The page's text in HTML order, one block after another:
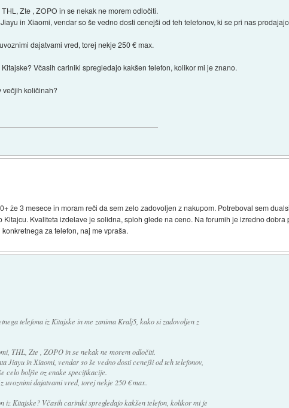
Zte , ZOPO in se nekak ne morem odločiti.
in Xiaomi, vendar so še vedno dosti cenejši od teh telefonov, ki se pri nas
dajatvami vred, torej nekje 250 € max.
Včasih cariniki spregledajo kakšen telefon, kolikor mi je znano.
večjih količinah?
že 3 mesece in moram reči da sem zelo zadovoljen z nakupom. Potreboval sem
Kvaliteta izdelave je solidna, sploh glede na ceno. Na forumih je izredno dobra
za telefon, naj me vpraša.
telefona iz Kitajske in me zanima Kralj5, kako si zadovoljen z
THL, Zte , ZOPO in se nekak ne morem odločiti.
Jiayu in Xiaomi, vendar so še vedno dosti cenejši od teh telefonov,
celo boljše oz enake specifikacije.
uvoznimi dajatvami vred, torej nekje 250 € max.
iz Kitajske? Včasih cariniki spregledajo kakšen telefon, kolikor mi je